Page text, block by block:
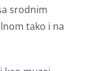
srodnim
tako i na